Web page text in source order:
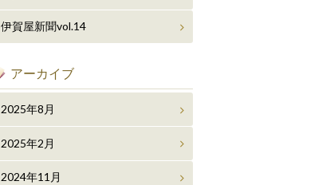
伊賀屋新聞vol.14
アーカイブ
2025年8月
2025年2月
2024年11月